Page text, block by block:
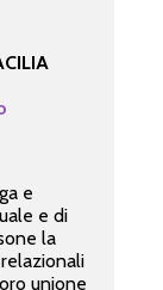
e
e di
la
unione